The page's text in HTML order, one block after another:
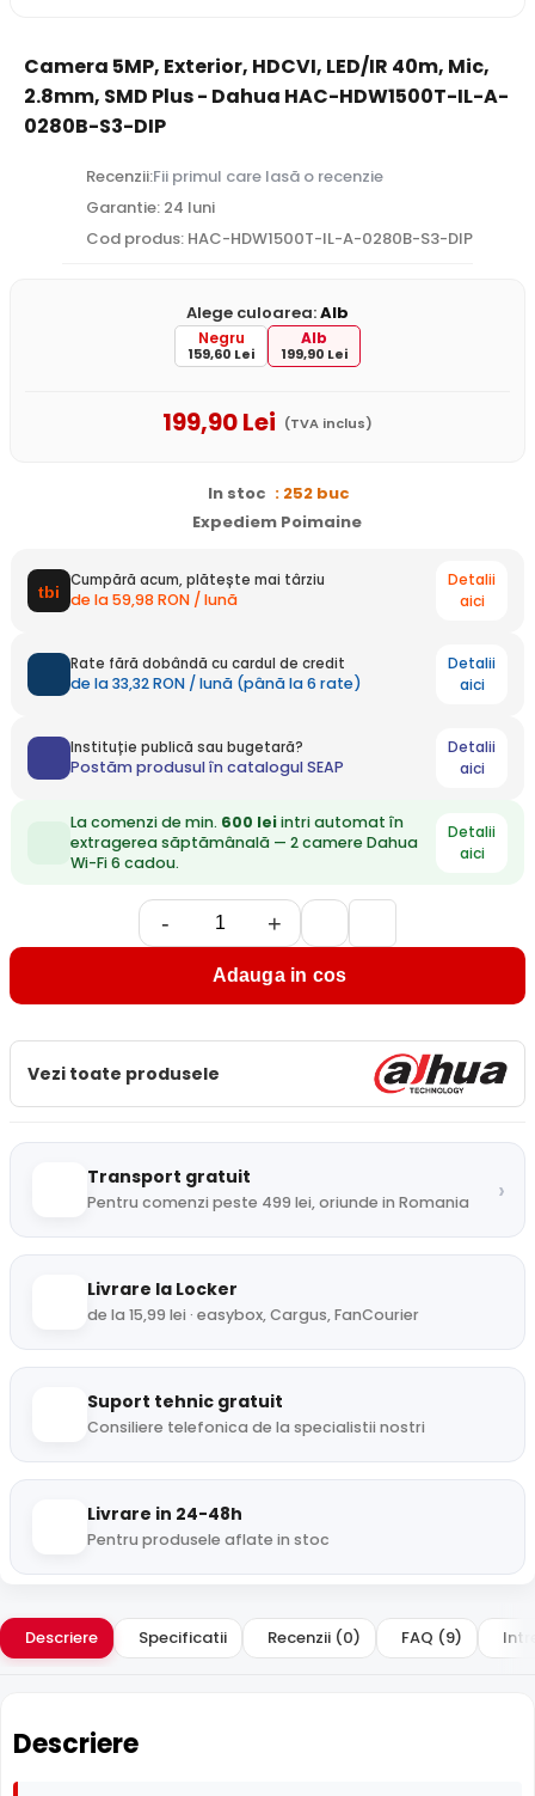
Camera 5MP, Exterior, HDCVI, LED/IR 40m, Mic,
2.8mm, SMD Plus - Dahua HAC-HDW1500T-IL-A-
0280B-S3-DIP
Recenzii:Fii primul care lasă o recenzie
Garantie: 24 luni
Cod produs: HAC-HDW1500T-IL-A-0280B-S3-DIP
Alege culoarea:Alb
Negru
159,60 Lei
Alb
199,90 Lei
199,90Lei (TVA inclus)
In stoc : 252 buc
Expediem Poimaine
Cumpără acum, plătește mai târziu
de la 59,98 RON / lună
Detalii
aici
Rate fără dobândă cu cardul de credit
de la 33,32 RON / lună (până la 6 rate)
Detalii
aici
Instituție publică sau bugetară?
Postăm produsul în catalogul SEAP
Detalii
aici
La comenzi de min. 600 leiintri automat în
extragerea săptămânală — 2 camere Dahua
Wi-Fi 6 cadou.
Detalii
aici
- +
Adauga in cos
Vezi toate produsele
Transport gratuit
Pentru comenzi peste 499 lei, oriunde in Romania ›
Livrare la Locker
de la 15,99 lei · easybox, Cargus, FanCourier
Suport tehnic gratuit
Consiliere telefonica de la specialistii nostri
Livrare in 24-48h
Pentru produsele aflate in stoc
Descriere Specificatii Recenzii (0) FAQ (9)
Descriere